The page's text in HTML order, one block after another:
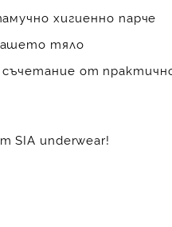
хигиенно парче
тяло
от
SIA underwear!